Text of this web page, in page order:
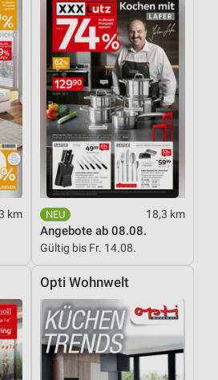
km 18,3 km
Angebote ab 08.08.
Gültig bis Fr. 14.08.
Opti Wohnwelt
von Inhalten
durch Statistiken oder
aus verschiedenen
der Angebote
Daten zur Auswahl von
angeforderten